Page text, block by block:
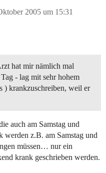
2005 um 15:31
hat mir nämlich mal
- lag mit sehr hohem
) krankzuschreiben, weil er
auch am Samstag und
werden z.B. am Samstag und
müssen… nur ein
krank geschrieben werden.